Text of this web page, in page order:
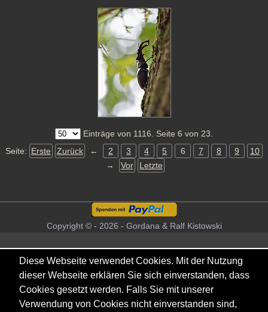
Einträge von 1116. Seite 6 von 23.
Seite: Erste Zurück ← 2 3 4 5 6 7 8 9
10
→
Vor Letzte
Copyright © - 2026 - Gordana & Ralf Kistowski
Diese Webseite verwendet Cookies. Mit der Nutzung
dieser Webseite erklären Sie sich einverstanden, dass
Cookies gesetzt werden. Falls Sie mit unserer
Verwendung von Cookies nicht einverstanden sind,